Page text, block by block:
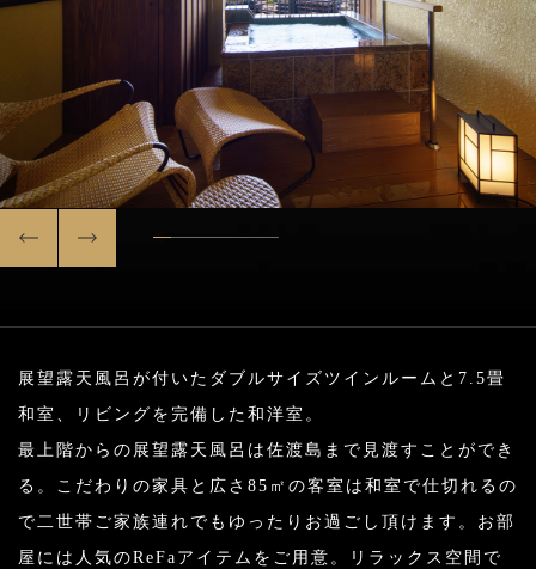
展望露天風呂が付いたダブルサイズツインルームと7.5畳
和室、リビングを完備した和洋室。
最上階からの展望露天風呂は佐渡島まで見渡すことができ
る。こだわりの家具と広さ85㎡の客室は和室で仕切れるの
で二世帯ご家族連れでもゆったりお過ごし頂けます。お部
屋には人気のReFaアイテムをご用意。リラックス空間で